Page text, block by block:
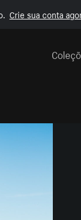
Crie sua conta